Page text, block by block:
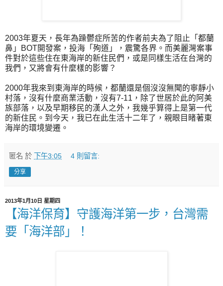
2003年夏天，長年為躁鬱症所苦的作者前夫為了阻止「都蘭
鼻」BOT開發案，投海「殉道」，震驚各界。而美麗灣案事
件對於這些住在東海岸的新住民們，或是同樣生活在台灣的
我們，又將會有什麼樣的影響？
2000年我來到東海岸的時候，都蘭還是個沒沒無聞的寧靜小
村落，沒有什麼商業活動，沒有7-11，除了世居於此的阿美
族部落，以及早期移民的漢人之外，我幾乎算得上是第一代
的新住民。到今天，我已在此生活十二年了，親眼目睹著東
海岸的環境變遷。
匿名 於 下午3:05 4 則留言:
分享
2013年1月10日 星期四
【海洋保育】守護海洋第一步，台灣需
要「海洋部」！